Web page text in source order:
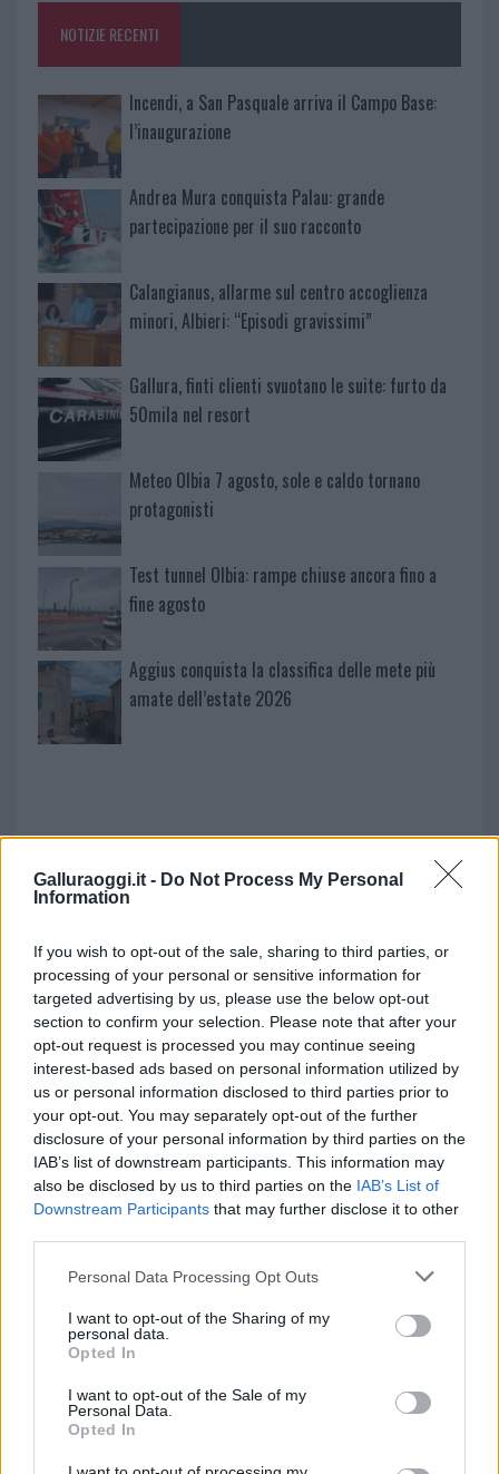
Galluraoggi.it - Do Not Process My Personal
Information
If you wish to opt-out of the sale, sharing to third parties, or
processing of your personal or sensitive information for
targeted advertising by us, please use the below opt-out
section to confirm your selection. Please note that after your
opt-out request is processed you may continue seeing
interest-based ads based on personal information utilized by
us or personal information disclosed to third parties prior to
your opt-out. You may separately opt-out of the further
disclosure of your personal information by third parties on the
IAB’s list of downstream participants. This information may
also be disclosed by us to third parties on the IAB’s List of
Downstream Participants that may further disclose it to other
Please note that this website/app uses one or more Google
not limited to your visit or usage behaviour. You may click to
grant or deny consent to Google and its third-party tags to
use your data for below specified purposes in below Google
consent section.
Personal Data Processing Opt Outs
I want to opt-out of the Sharing of my
personal data.
Opted In
I want to opt-out of the Sale of my
Personal Data.
Opted In
o
k
p
NOTIZIE RECENTI
Incendi, a San Pasquale arriva il Campo Base:
l’inaugurazione
Andrea Mura conquista Palau: grande
partecipazione per il suo racconto
Calangianus, allarme sul centro accoglienza
minori, Albieri: “Episodi gravissimi”
Gallura, finti clienti svuotano le suite: furto da
50mila nel resort
Meteo Olbia 7 agosto, sole e caldo tornano
protagonisti
Test tunnel Olbia: rampe chiuse ancora fino a
fine agosto
Aggius conquista la classifica delle mete più
amate dell’estate 2026
NECROLOGIE
Mario Malu
Paolo Pinna
Martina Agostina Diturco
I nostri cari
I nostri cari